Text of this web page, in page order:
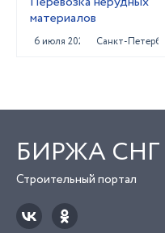
материалов
6 июля 2023 Санкт-
БИРЖА СНГ
Строительный портал